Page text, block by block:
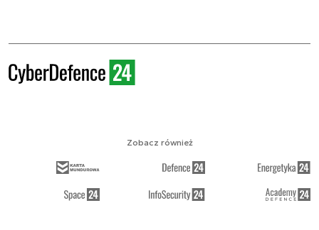
Zobacz również